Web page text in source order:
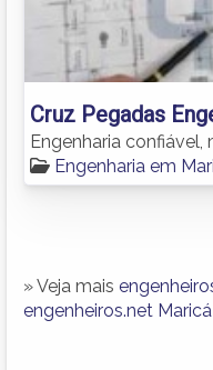
Cruz Pegadas
Engenharia confiável,
Engenharia em
» Veja mais
engenheiros.net Maricá